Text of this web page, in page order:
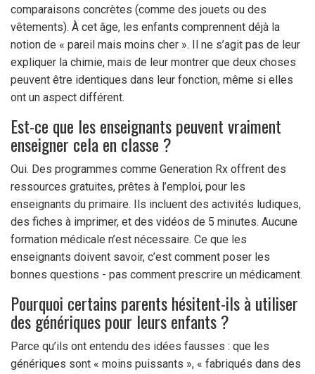
comparaisons concrètes (comme des jouets ou des
vêtements). À cet âge, les enfants comprennent déjà la
notion de « pareil mais moins cher ». Il ne s’agit pas de leur
expliquer la chimie, mais de leur montrer que deux choses
peuvent être identiques dans leur fonction, même si elles
ont un aspect différent.
Est-ce que les enseignants peuvent vraiment
enseigner cela en classe ?
Oui. Des programmes comme Generation Rx offrent des
ressources gratuites, prêtes à l’emploi, pour les
enseignants du primaire. Ils incluent des activités ludiques,
des fiches à imprimer, et des vidéos de 5 minutes. Aucune
formation médicale n’est nécessaire. Ce que les
enseignants doivent savoir, c’est comment poser les
bonnes questions - pas comment prescrire un médicament.
Pourquoi certains parents hésitent-ils à utiliser
des génériques pour leurs enfants ?
Parce qu’ils ont entendu des idées fausses : que les
génériques sont « moins puissants », « fabriqués dans des